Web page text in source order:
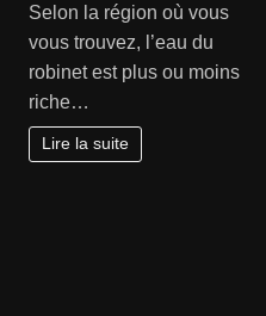
Selon la région où vous
vous trouvez, l’eau du
robinet est plus ou moins
riche…
Lire la suite